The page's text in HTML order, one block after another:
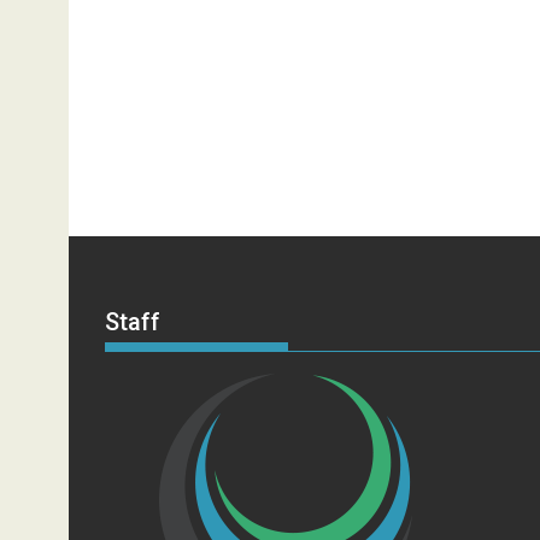
Staff